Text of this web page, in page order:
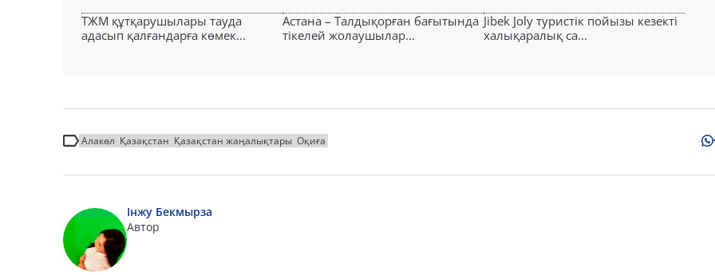
ТЖМ құтқарушылары тауда
адасып қалғандарға көмек...
Астана – Талдықорған бағытында
тікелей жолаушылар...
Jibek Joly туристік пойызы кезекті
халықаралық са...
Алакөл Қазақстан Қазақстан жаңалықтары Оқиға
Інжу Бекмырза
Автор